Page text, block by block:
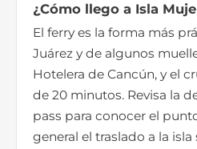
¿Cómo llego a Isla
El ferry es la forma más
Juárez y de algunos
Hotelera de Cancún, y el
de 20 minutos. Revisa la
pass para conocer el
general el traslado a la